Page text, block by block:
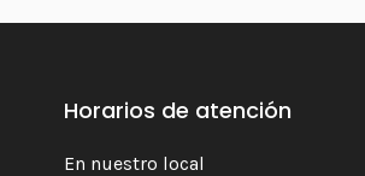
Horarios de atención
En nuestro local